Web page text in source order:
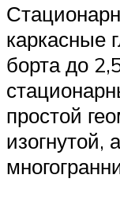
каркасные
борта до
простой
изогнутой,